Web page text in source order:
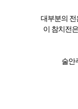
대부분의
이 참치전
술안